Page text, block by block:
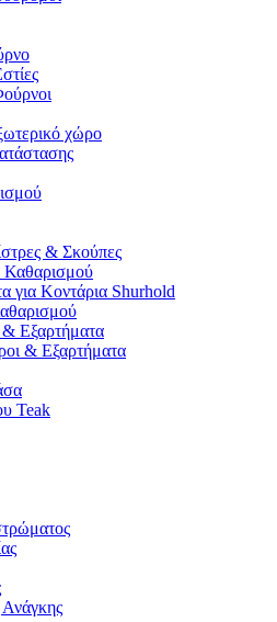
χώρο
& Σκούπες
για Κοντάρια Shurhold
Εξαρτήματα
& Εξαρτήματα
Teak